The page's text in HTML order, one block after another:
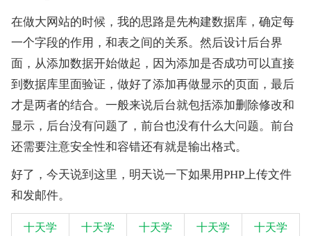
在做大网站的时候，我的思路是先构建数据库，确定每
一个字段的作用，和表之间的关系。然后设计后台界
面，从添加数据开始做起，因为添加是否成功可以直接
到数据库里面验证，做好了添加再做显示的页面，最后
才是两者的结合。一般来说后台就包括添加删除修改和
显示，后台没有问题了，前台也没有什么大问题。前台
还需要注意安全性和容错还有就是输出格式。
好了，今天说到这里，明天说一下如果用PHP上传文件
和发邮件。
十天学
十天学
十天学
十天学
十天学